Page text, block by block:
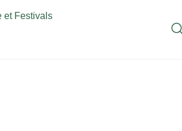
et Festivals